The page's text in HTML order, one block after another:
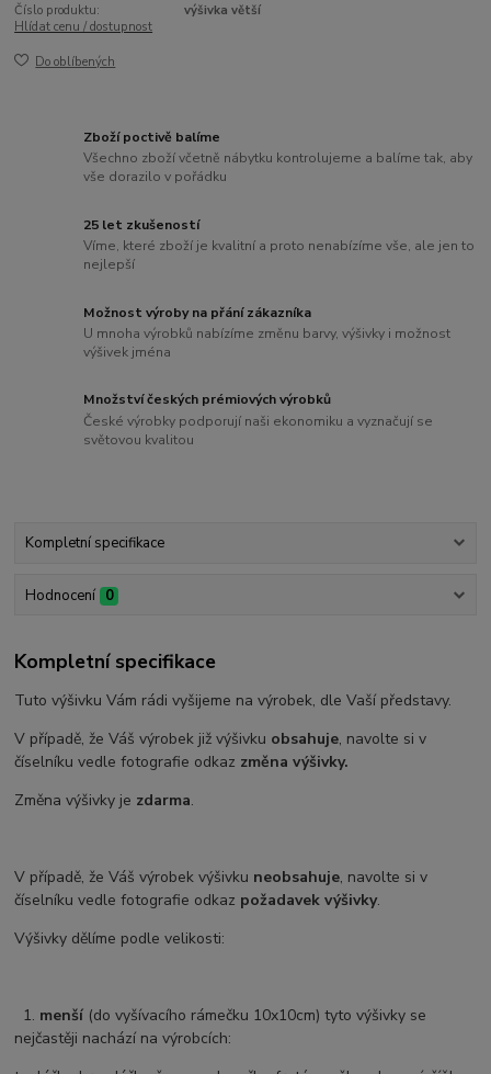
Číslo produktu:
výšivka větší
Hlídat cenu / dostupnost
Do oblíbených
Zboží poctivě balíme
Všechno zboží včetně nábytku kontrolujeme a balíme tak, aby
vše dorazilo v pořádku
25 let zkušeností
Víme, které zboží je kvalitní a proto nenabízíme vše, ale jen to
nejlepší
Možnost výroby na přání zákazníka
U mnoha výrobků nabízíme změnu barvy, výšivky i možnost
výšivek jména
Množství českých prémiových výrobků
České výrobky podporují naši ekonomiku a vyznačují se
světovou kvalitou
Kompletní specifikace
Hodnocení 0
Kompletní specifikace
Tuto výšivku Vám rádi vyšijeme na výrobek, dle Vaší představy.
V případě, že Váš výrobek již výšivku obsahuje, navolte si v
číselníku vedle fotografie odkaz změna výšivky.
Změna výšivky je zdarma.
V případě, že Váš výrobek výšivku neobsahuje, navolte si v
číselníku vedle fotografie odkaz požadavek výšivky.
Výšivky dělíme podle velikosti:
1. menší (do vyšívacího rámečku 10x10cm) tyto výšivky se
nejčastěji nachází na výrobcích: